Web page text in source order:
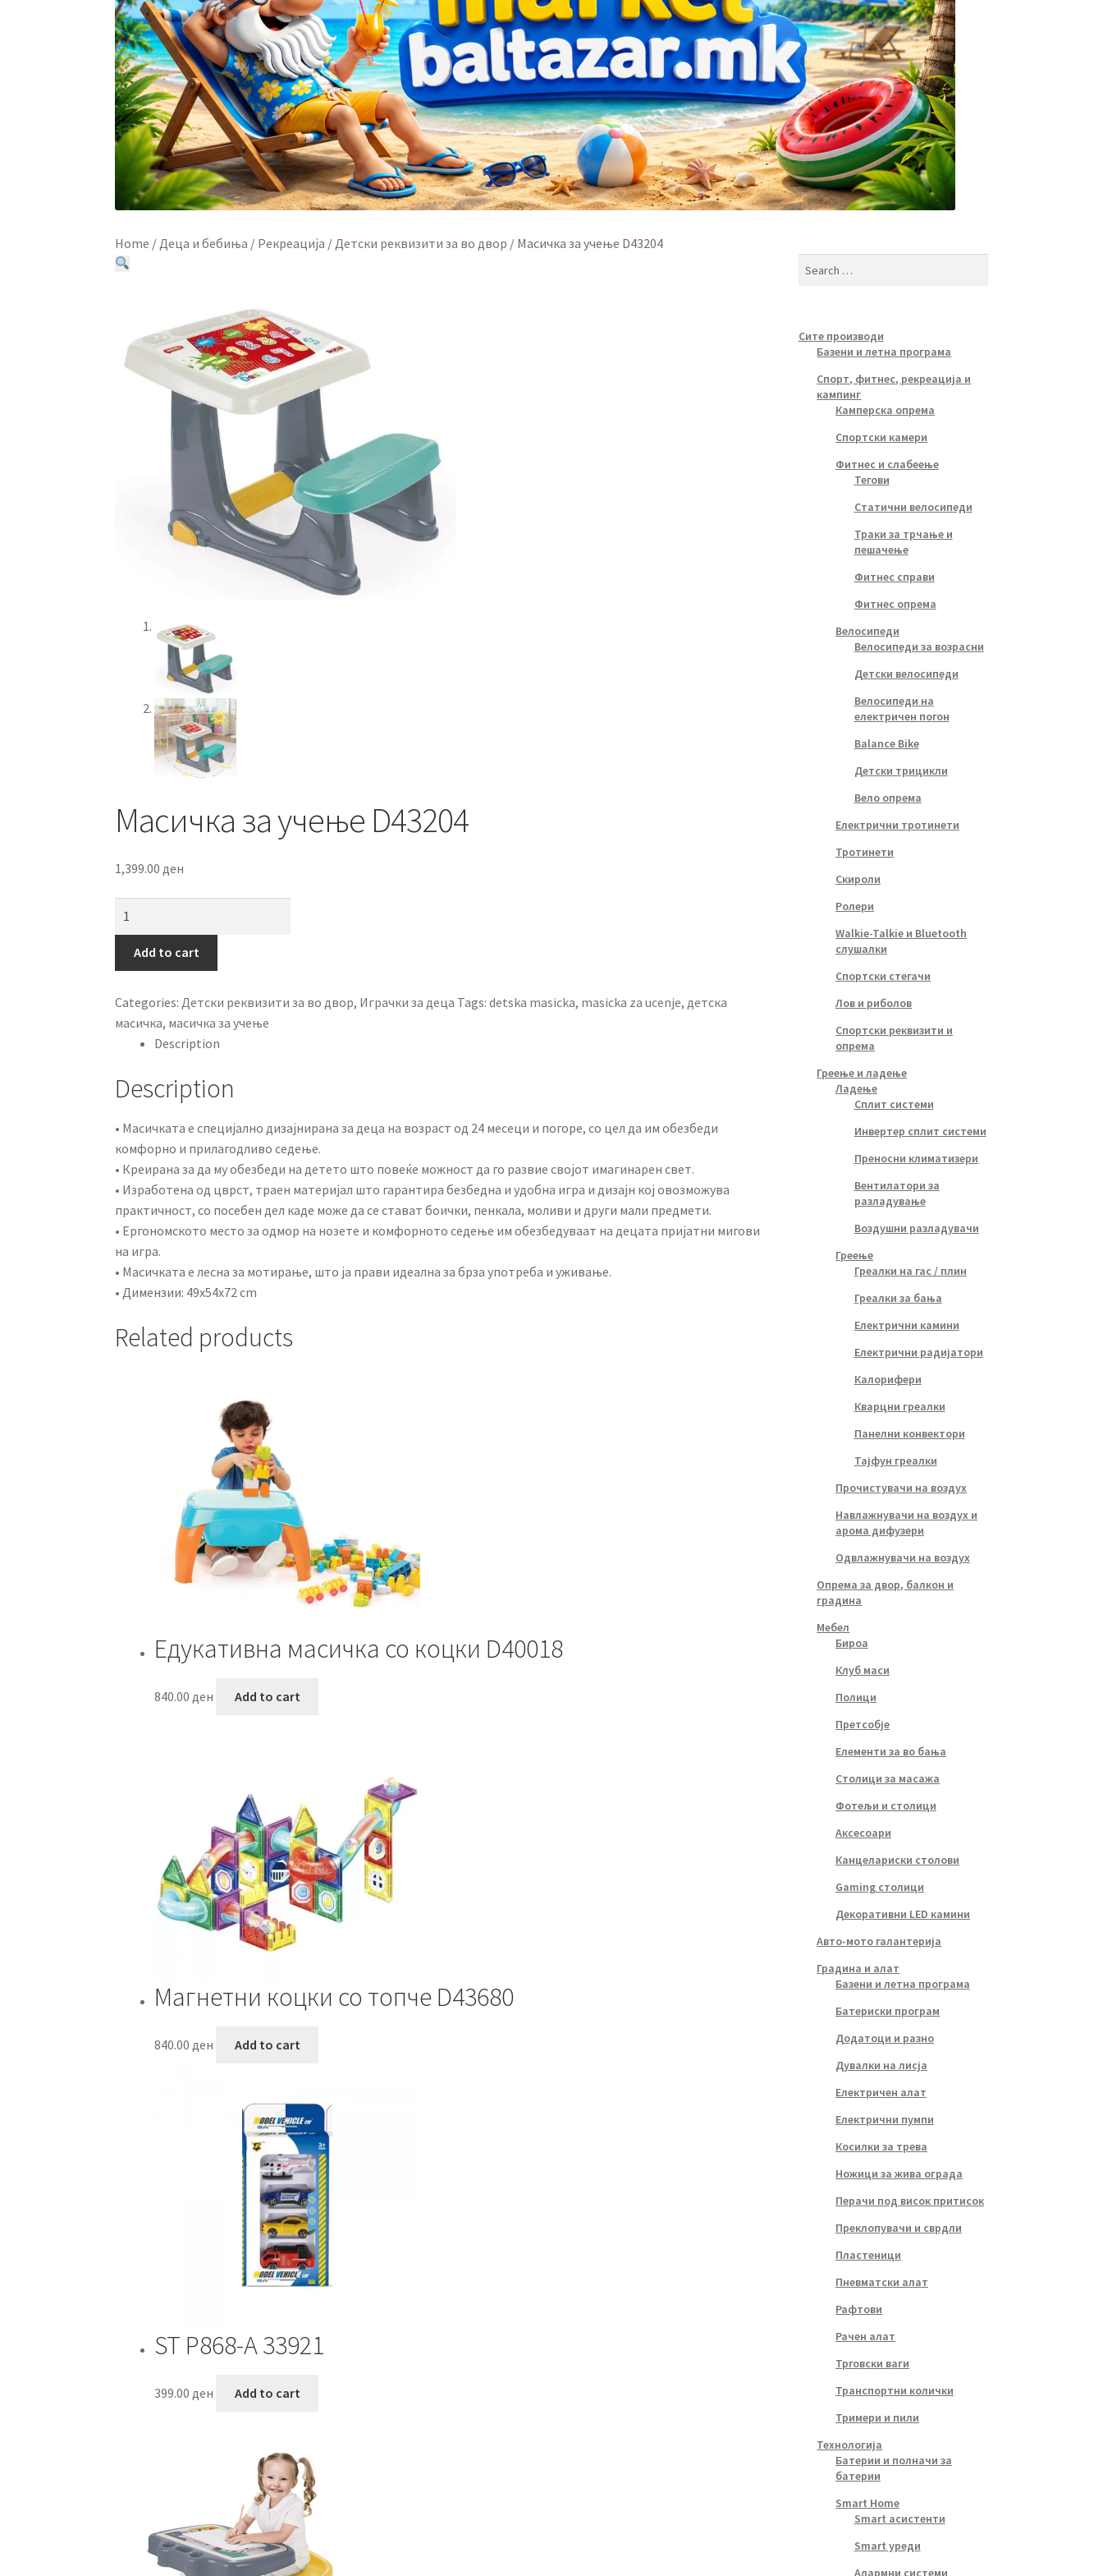
Home / Деца и бебиња / Рекреација / Детски реквизити за во двор / Масичка за учење D43204
Масичка за учење D43204
1,399.00ден
учење
D43204
Add to cart
Categories:Детски реквизити за во двор, Играчки за деца Tags:detska masicka, masicka za ucenje,детска
масичка, масичка за учење
Description
Description
• Масичката е специјално дизајнирана за деца на возраст од 24 месеци и погоре, со цел да им обезбеди
комфорно и прилагодливо седење.
• Креирана за да му обезбеди на детето што повеќе можност да го развие својот имагинарен свет.
• Изработена од цврст, траен материјал што гарантира безбедна и удобна игра и дизајн кој овозможува
практичност, со посебен дел каде може да се стават боички, пенкала, моливи и други мали предмети.
• Ергономското место за одмор на нозете и комфорното седење им обезбедуваат на децата пријатни мигови
на игра.
• Масичката е лесна за мотирање, што ја прави идеална за брза употреба и уживање.
• Димензии: 49x54x72 cm
Related products
Едукативна масичка со коцки D40018
840.00ден Add to cart
Магнетни коцки со топче D43680
840.00ден Add to cart
ST P868-A 33921
399.00ден Add to cart
Сите производи
Базени и летна програма
Спорт, фитнес, рекреација и
кампинг
Камперска опрема
Спортски камери
Фитнес и слабеење
Тегови
Статични велосипеди
Траки за трчање и
пешачење
Фитнес справи
Фитнес опрема
Велосипеди
Велосипеди за возрасни
Детски велосипеди
Велосипеди на
електричен погон
Balance Bike
Детски трицикли
Вело опрема
Електрични тротинети
Тротинети
Скироли
Ролери
Walkie-Talkie и Bluetooth
слушалки
Спортски стегачи
Лов и риболов
Спортски реквизити и
опрема
Греење и ладење
Ладење
Сплит системи
Инвертер сплит системи
Преносни климатизери
Вентилатори за
разладување
Воздушни разладувачи
Греење
Греалки на гас / плин
Греалки за бања
Електрични камини
Електрични радијатори
Калорифери
Кварцни греалки
Панелни конвектори
Тајфун греалки
Прочистувачи на воздух
Навлажнувачи на воздух и
арома дифузери
Одвлажнувачи на воздух
Опрема за двор, балкон и
градина
Мебел
Бироа
Клуб маси
Полици
Претсобје
Елементи за во бања
Столици за масажа
Фотељи и столици
Аксесоари
Канцелариски столови
Gaming столици
Декоративни LED камини
Авто-мото галантерија
Градина и алат
Базени и летна програма
Батериски програм
Додатоци и разно
Дувалки на лисја
Електричен алат
Електрични пумпи
Косилки за трева
Ножици за жива ограда
Перачи под висок притисок
Преклопувачи и сврдли
Пластеници
Пневматски алат
Рафтови
Рачен алат
Трговски ваги
Транспортни колички
Тримери и пили
Технологија
Батерии и полначи за
батерии
Smart Home
Smart асистенти
Smart уреди
Алармни системи